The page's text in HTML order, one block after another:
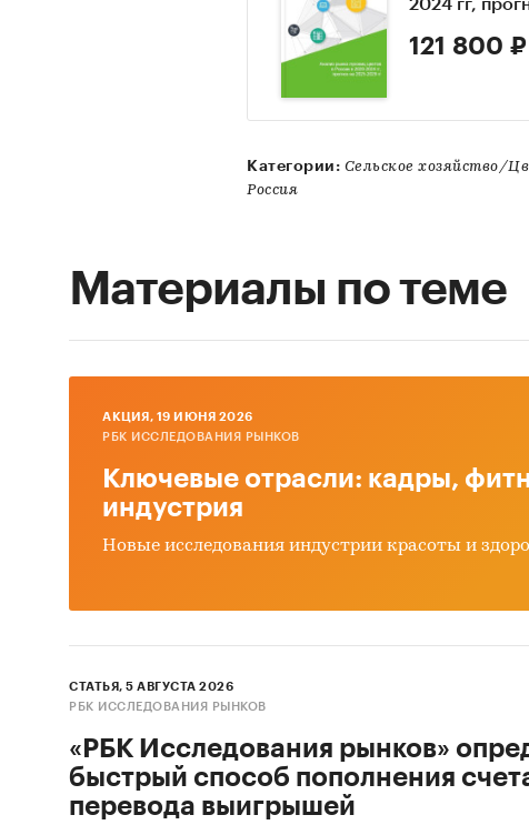
2024 гг,
121 800 ₽
Категории: Сельское хозяйство/
Россия
Материалы по теме
AКЦИЯ, 19 ИЮНЯ 2026
РБК ИССЛЕДОВАНИЯ РЫНКОВ
Ключевые отрасли: кадры,
индустрия
Новые исследования индустрии красоты и
СТАТЬЯ, 5 АВГУСТА 2026
РБК ИССЛЕДОВАНИЯ РЫНКОВ
«РБК Исследования рынков»
быстрый способ пополнения
перевода выигрышей